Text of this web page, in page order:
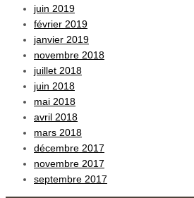
juin 2019
février 2019
janvier 2019
novembre 2018
juillet 2018
juin 2018
mai 2018
avril 2018
mars 2018
décembre 2017
novembre 2017
septembre 2017